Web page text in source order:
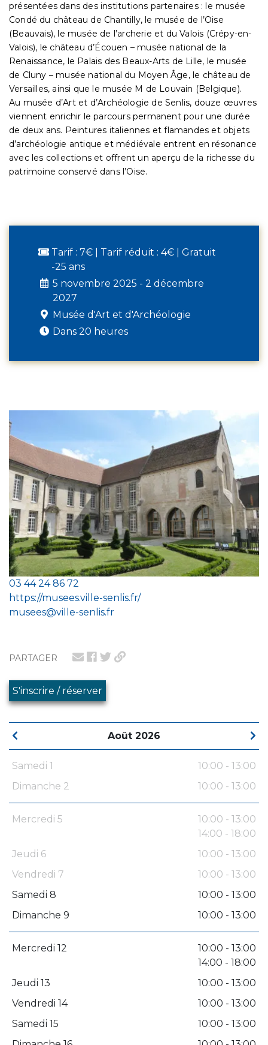
PARTAGER
S'inscrire / réserver
Août 2026
Samedi 1
10:00 - 13:00
Dimanche 2
10:00 - 13:00
Mercredi 5
10:00 - 13:00
14:00 - 18:00
Jeudi 6
10:00 - 13:00
Vendredi 7
10:00 - 13:00
Samedi 8
10:00 - 13:00
Dimanche 9
10:00 - 13:00
Mercredi 12
10:00 - 13:00
14:00 - 18:00
Jeudi 13
10:00 - 13:00
Vendredi 14
10:00 - 13:00
Samedi 15
10:00 - 13:00
présentées dans des institutions partenaires : le musée
Condé du château de Chantilly, le musée de l’Oise
(Beauvais), le musée de l’archerie et du Valois (Crépy-en-
Valois), le château d’Écouen – musée national de la
Renaissance, le Palais des Beaux-Arts de Lille, le musée
de Cluny – musée national du Moyen Âge, le château de
Versailles, ainsi que le musée M de Louvain (Belgique).
Au musée d’Art et d’Archéologie de Senlis, douze œuvres
viennent enrichir le parcours permanent pour une durée
de deux ans. Peintures italiennes et flamandes et objets
d’archéologie antique et médiévale entrent en résonance
avec les collections et offrent un aperçu de la richesse du
patrimoine conservé dans l’Oise.
Tarif : 7€ | Tarif réduit : 4€ | Gratuit
-25 ans
5 novembre 2025 - 2 décembre
2027
Musée d'Art et d'Archéologie
Dans 20 heures
03 44 24 86 72
https://musees.ville-senlis.fr/
musees@ville-senlis.fr